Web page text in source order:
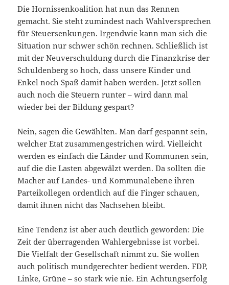
Die Hornissenkoalition hat nun das Rennen
gemacht. Sie steht zumindest nach Wahlversprechen
für Steuersenkungen. Irgendwie kann man sich die
Situation nur schwer schön rechnen. Schließlich ist
mit der Neuverschuldung durch die Finanzkrise der
Schuldenberg so hoch, dass unsere Kinder und
Enkel noch Spaß damit haben werden. Jetzt sollen
auch noch die Steuern runter – wird dann mal
wieder bei der Bildung gespart?
Nein, sagen die Gewählten. Man darf gespannt sein,
welcher Etat zusammengestrichen wird. Vielleicht
werden es einfach die Länder und Kommunen sein,
auf die die Lasten abgewälzt werden. Da sollten die
Macher auf Landes- und Kommunalebene ihren
Parteikollegen ordentlich auf die Finger schauen,
damit ihnen nicht das Nachsehen bleibt.
Eine Tendenz ist aber auch deutlich geworden: Die
Zeit der überragenden Wahlergebnisse ist vorbei.
Die Vielfalt der Gesellschaft nimmt zu. Sie wollen
auch politisch mundgerechter bedient werden. FDP,
Linke, Grüne – so stark wie nie. Ein Achtungserfolg